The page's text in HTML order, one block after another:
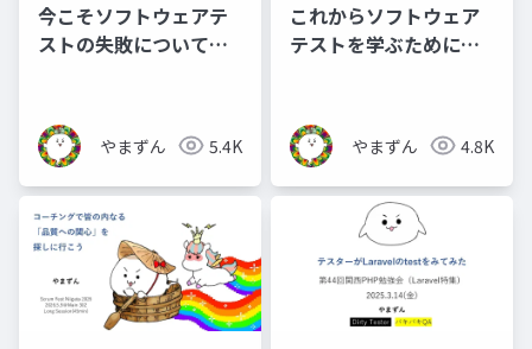
今こそソフトウェアテ
ストの失敗について語
やまずん 5.4K
これからソフトウェア
テストを学ぶために知
やまずん 4.8K